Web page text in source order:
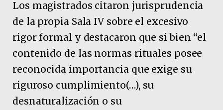
Los magistrados citaron jurisprudencia
de la propia Sala IV sobre el excesivo
rigor formal y destacaron que si bien “el
contenido de las normas rituales posee
reconocida importancia que exige su
riguroso cumplimiento(…), su
desnaturalización o su